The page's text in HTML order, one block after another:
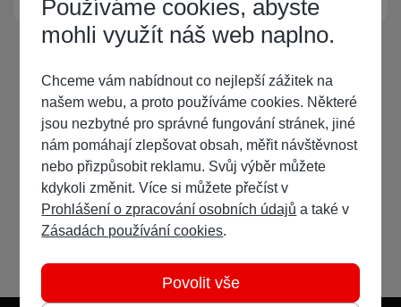
Používáme cookies, abyste
mohli využít náš web naplno.
Chceme vám nabídnout co nejlepší zážitek na
našem webu, a proto používáme cookies. Některé
jsou nezbytné pro správné fungování stránek, jiné
nám pomáhají zlepšovat obsah, měřit návštěvnost
nebo přizpůsobit reklamu. Svůj výběr můžete
kdykoli změnit. Více si můžete přečíst v
Prohlášení o zpracování osobních údajů a také v
Zásadách používání cookies.
Povolit vše